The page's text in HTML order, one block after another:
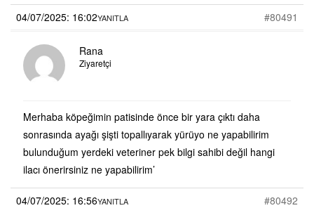
04/07/2025: 16:02
#80491
YANITLA
Rana
Ziyaretçi
Merhaba köpeğimin patisinde önce bir yara çıktı daha
sonrasında ayağı şişti topallıyarak yürüyo ne yapabilirim
bulunduğum yerdeki veteriner pek bilgi sahibi değil hangi
ilacı önerirsiniz ne yapabilirim’
04/07/2025: 16:56 #80492
YANITLA